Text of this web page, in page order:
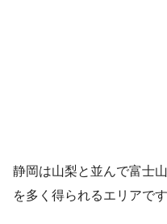
静岡は山梨と並んで富士
を多く得られるエリアです